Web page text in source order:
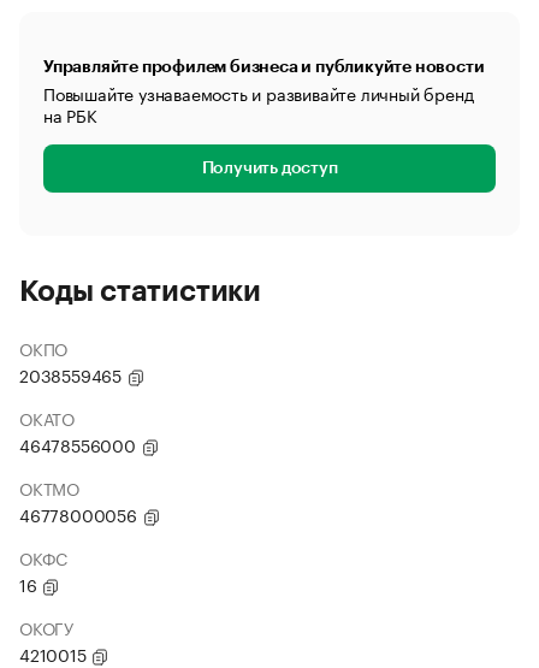
Управляйте профилем бизнеса и публикуйте новости
Повышайте узнаваемость и развивайте личный бренд
на РБК
Получить доступ
Коды статистики
ОКПО
2038559465
ОКАТО
46478556000
ОКТМО
46778000056
ОКФС
16
ОКОГУ
4210015